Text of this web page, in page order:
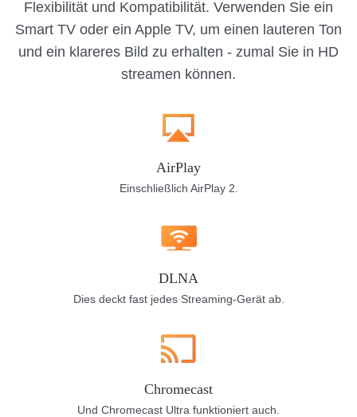
Flexibilität und Kompatibilität. Verwenden Sie ein
Smart TV oder ein Apple TV, um einen lauteren Ton
und ein klareres Bild zu erhalten - zumal Sie in HD
streamen können.
AirPlay
Einschließlich AirPlay 2.
DLNA
Dies deckt fast jedes Streaming-Gerät ab.
Chromecast
Und Chromecast Ultra funktioniert auch.